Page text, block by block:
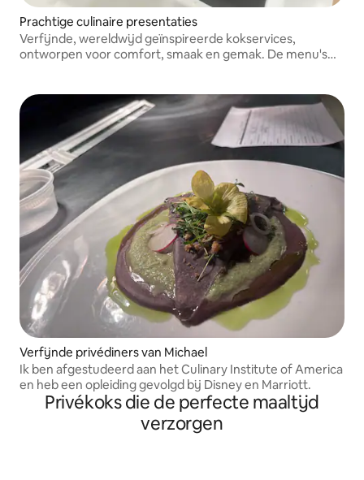
Prachtige culinaire presentaties
Verfijnde, wereldwijd geïnspireerde kokservices,
ontworpen voor comfort, smaak en gemak. De menu's
van San Antonio.
Verfijnde privédiners van Michael
Ik ben afgestudeerd aan het Culinary Institute of America
en heb een opleiding gevolgd bij Disney en Marriott.
Privékoks die de perfecte maaltijd
verzorgen